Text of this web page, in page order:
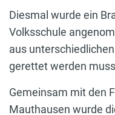
Diesmal wurde ein
Volksschule
aus
gerettet werden
Gemeinsam mit den
Mauthausen wurde